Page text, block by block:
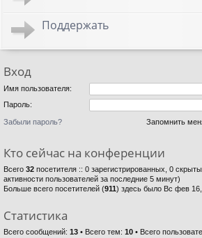
Поддержать
Вход
Имя пользователя:
Пароль:
Забыли пароль? Запомнить
Кто сейчас на конференции
Всего 32 посетителя :: 0 зарегистрированных, 0
активности пользователей за последние 5 минут)
Больше всего посетителей (911) здесь было Вс фев
Статистика
Всего сообщений: 13 • Всего тем: 10 • Всего